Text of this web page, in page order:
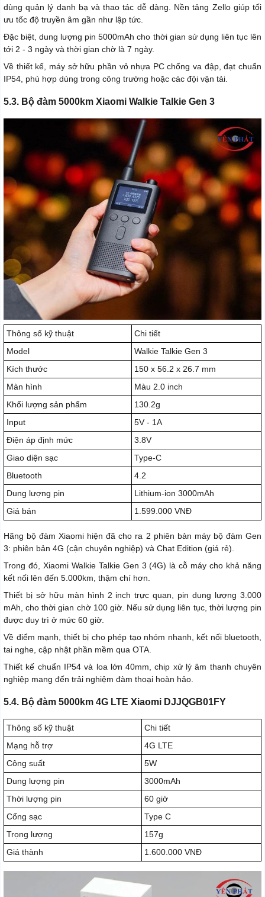
dùng quản lý danh bạ và thao tác dễ dàng. Nền tảng Zello giúp tối
ưu tốc độ truyền âm gần như lập tức.
Đặc biệt, dung lượng pin 5000mAh cho thời gian sử dụng liên tục lên
tới 2 - 3 ngày và thời gian chờ là 7 ngày.
Về thiết kế, máy sở hữu phần vỏ nhựa PC chống va đập, đạt chuẩn
IP54, phù hợp dùng trong công trường hoặc các đội vận tải.
5.3. Bộ đàm 5000km Xiaomi Walkie Talkie Gen 3
Thông số kỹ thuật
Chi tiết
Model
Walkie Talkie Gen 3
Kích thước
150 x 56.2 x 26.7 mm
Màn hình
Màu 2.0 inch
Khối lượng sản phẩm
130.2g
Input
5V - 1A
Điện áp định mức
3.8V
Giao diện sạc
Type-C
Bluetooth
4.2
Dung lượng pin
Lithium-ion 3000mAh
Giá bán
1.599.000 VNĐ
Hãng bộ đàm Xiaomi hiện đã cho ra 2 phiên bản máy bộ đàm Gen
3: phiên bản 4G (cận chuyên nghiệp) và Chat Edition (giá rẻ).
Trong đó, Xiaomi Walkie Talkie Gen 3 (4G) là cỗ máy cho khả năng
kết nối lên đến 5.000km, thậm chí hơn.
Thiết bị sở hữu màn hình 2 inch trực quan, pin dung lượng 3.000
mAh, cho thời gian chờ 100 giờ. Nếu sử dụng liên tục, thời lượng pin
được duy trì ở mức 60 giờ.
Về điểm mạnh, thiết bị cho phép tạo nhóm nhanh, kết nối bluetooth,
tai nghe, cập nhật phần mềm qua OTA.
Thiết kế chuẩn IP54 và loa lớn 40mm, chip xử lý âm thanh chuyên
nghiệp mang đến trải nghiệm đàm thoại hoàn hảo.
5.4. Bộ đàm 5000km 4G LTE Xiaomi DJJQGB01FY
Thông số kỹ thuật
Chi tiết
Mạng hỗ trợ
4G LTE
Công suất
5W
Dung lượng pin
3000mAh
Thời lượng pin
60 giờ
Cổng sạc
Type C
Trọng lượng
157g
Giá thành
1.600.000 VNĐ